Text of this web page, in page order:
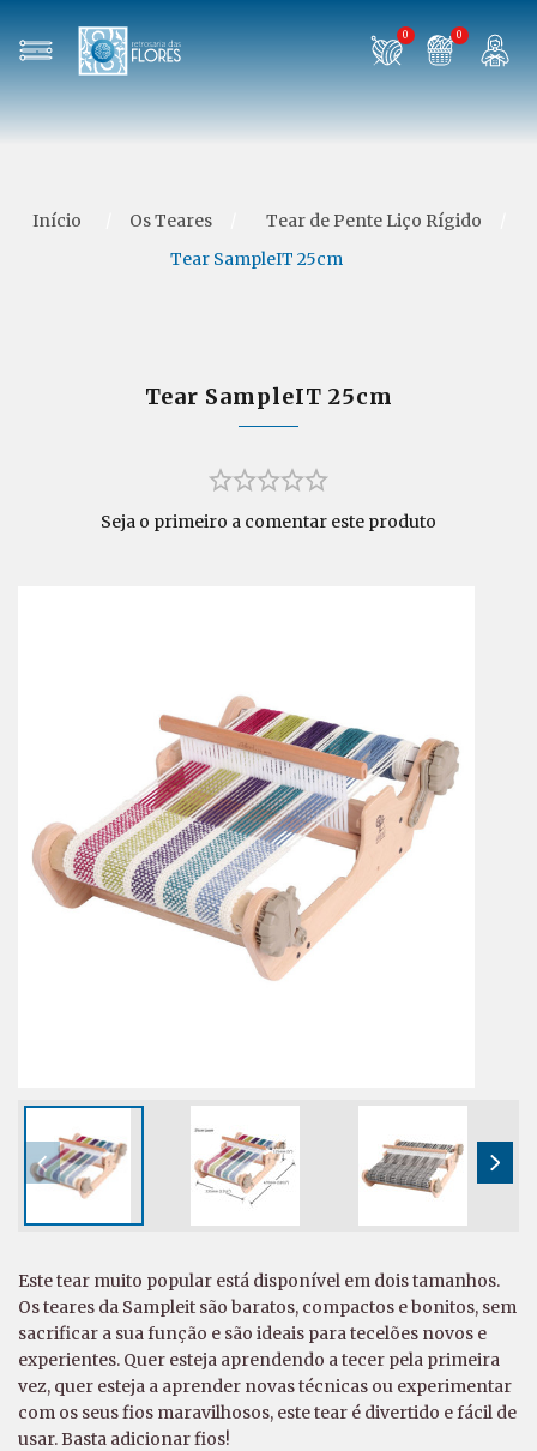
0 0
Início Os Teares Tear de Pente Liço Rígido
Tear SampleIT 25cm
Tear SampleIT 25cm
Seja o primeiro a comentar este produto
Este tear muito popular está disponível em dois tamanhos.
Os teares da Sampleit são baratos, compactos e bonitos, sem
sacrificar a sua função e são ideais para tecelões novos e
experientes. Quer esteja aprendendo a tecer pela primeira
vez, quer esteja a aprender novas técnicas ou experimentar
com os seus fios maravilhosos, este tear é divertido e fácil de
usar. Basta adicionar fios!